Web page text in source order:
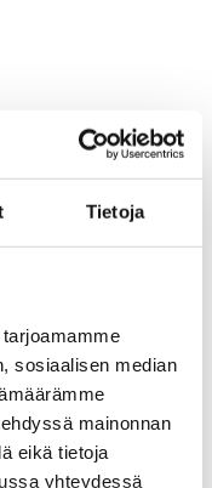
Tietoja
sosiaalisen median
mainonnan
eikä tietoja
yhteydessä
myös
€
1/
Leikosaarentie 11
Helsinki, Vuosaari